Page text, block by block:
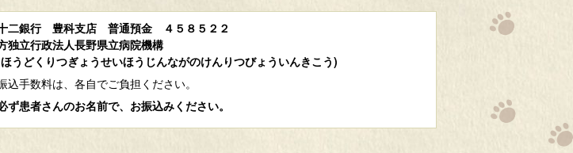
二銀行 豊科支店 普通預金 ４５８５２２
独立行政法人長野県立病院機構
うどくりつぎょうせいほうじんながのけんりつびょういんきこう)
込手数料は、各自でご負担ください。
ず患者さんのお名前で、お振込みください。